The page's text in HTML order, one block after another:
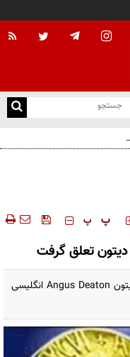
نمایندگان درباره
‍‍‍ پ پ
تعلق گرفت
جایزه نوبل علوم اقتصادی 2015 به آنگوس دیتون Angus Deaton انگلیسی